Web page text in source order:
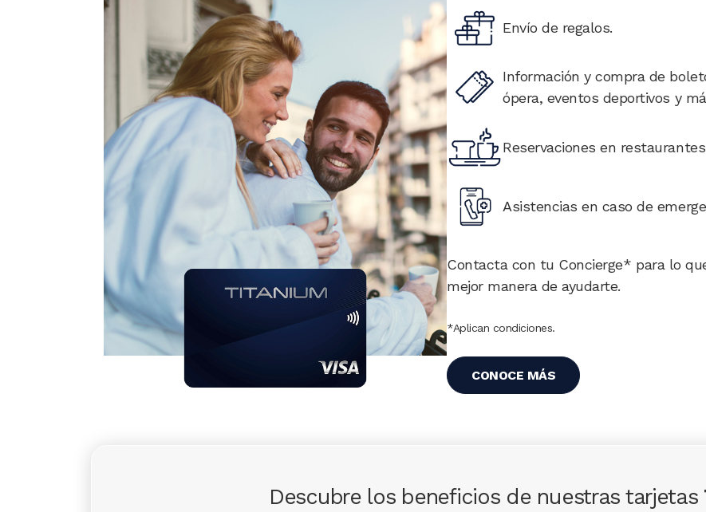
Image
Envío de regalos.
Image
Información y compra de
ópera, eventos deportivos y
Image
Reservaciones en
Image
Asistencias en caso de
Contacta con tu Concierge* para lo
mejor manera de ayudarte.
*Aplican condiciones.
CONOCE MÁS
Descubre los beneficios de nuestras tarjetas